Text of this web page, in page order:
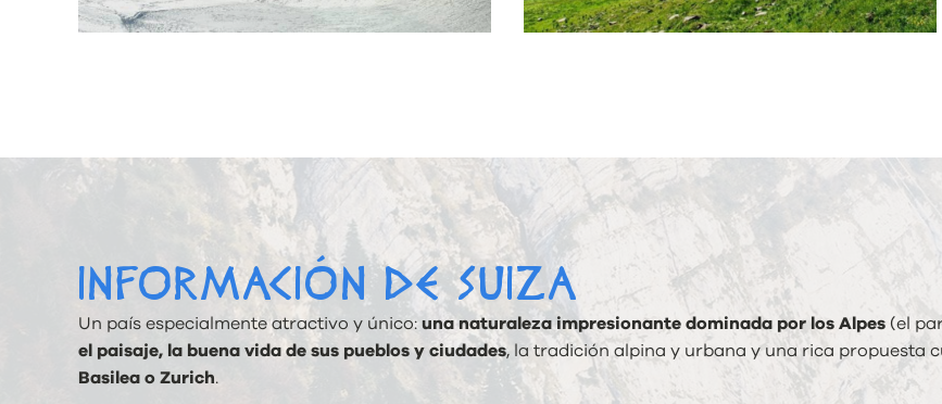
INFORMACIÓN DE SUIZA
Un país especialmente atractivo y único: una naturaleza impresionante dominada por los Alpes (el
el paisaje, la buena vida de sus pueblos y ciudades, la tradición alpina y urbana y una rica propuesta
Basilea o Zurich.